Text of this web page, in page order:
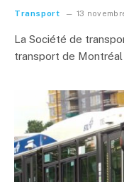
Transport 13
La Société de
transport de